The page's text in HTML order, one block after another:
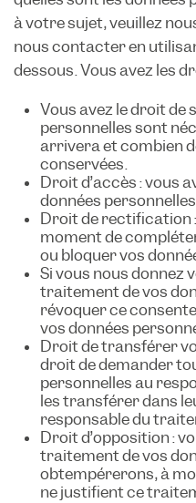
à votre sujet, veuillez
nous contacter en
dessous. Vous avez les
Vous avez le droit de
personnelles sont
arrivera et combien
conservées.
Droit d’accès : vous
données
Droit de rectification
moment de
ou bloquer vos
Si vous nous donnez
traitement de vos
révoquer ce
vos données
Droit de transférer
droit de demander
personnelles au
les transférer dans
responsable du
Droit d’opposition :
traitement de vos
obtempérerons, à
ne justifient ce